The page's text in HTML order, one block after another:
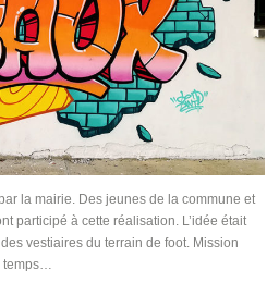
la mairie. Des jeunes de la commune et
participé à cette réalisation. L’idée était
vestiaires du terrain de foot. Mission